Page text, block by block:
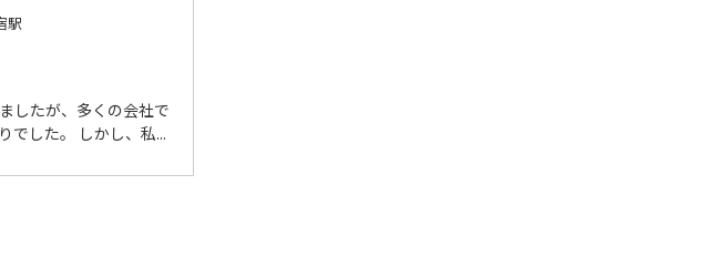
駅
したが、多くの会社で
でした。 しかし、私...